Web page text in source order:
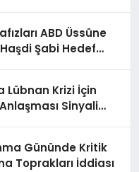
ABD Üssüne
Şabi Hedef
Lübnan Krizi İçin
Sinyali
Gününde Kritik
Toprakları İddiası